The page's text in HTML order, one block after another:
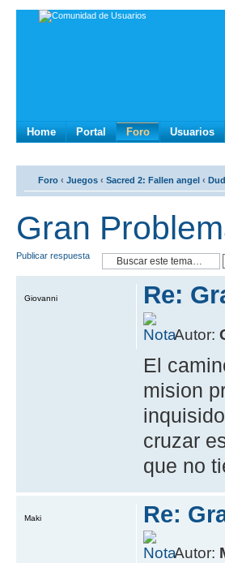
Home Portal Foro Usuarios
Foro ‹ Juegos ‹ Sacred 2: Fallen angel ‹
Gran
Publicar respuesta
Re:
Autor:
El
mision
cruzar
que no
Giovanni
Re:
Autor:
Maki